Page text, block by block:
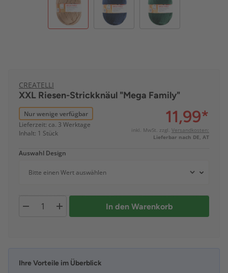
CREATELLI
XXL Riesen-Strickknäul "Mega Family"
Nur wenige verfügbar
Lieferzeit: ca. 3 Werktage
Inhalt: 1 Stück
11,99*
inkl. MwSt. zzgl. Versandkosten:
Lieferbar nach DE, AT
Auswahl Design
In den Warenkorb
Ihre Vorteile im Überblick